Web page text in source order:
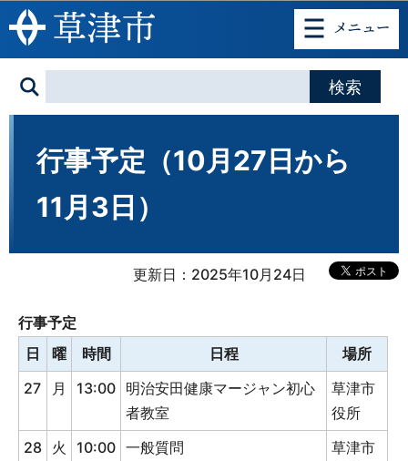
このページの本文へ移動
行事予定（10月27日から
11月3日）
更新日：2025年10月24日
行事予定
日
曜 時間 日程
場所
27
月 13:00 明治安田健康マージャン初心
者教室
草津市
役所
28
火 10:00 一般質問
草津市